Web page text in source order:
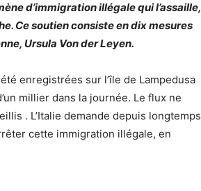
d’immigration illégale qui l’assaille,
Ce soutien consiste en dix mesures
Ursula Von der Leyen.
enregistrées sur l’île de Lampedusa
millier dans la journée. Le flux ne
. L’Italie demande depuis longtemps
cette immigration illégale, en